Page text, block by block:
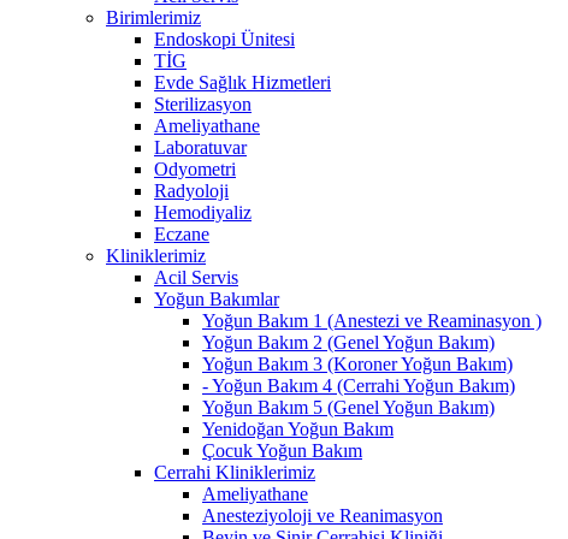
Birimlerimiz
Endoskopi Ünitesi
TİG
Evde Sağlık Hizmetleri
Sterilizasyon
Ameliyathane
Laboratuvar
Odyometri
Radyoloji
Hemodiyaliz
Eczane
Kliniklerimiz
Acil Servis
Yoğun Bakımlar
Yoğun Bakım 1 (Anestezi ve Reaminasyon )
Yoğun Bakım 2 (Genel Yoğun Bakım)
Yoğun Bakım 3 (Koroner Yoğun Bakım)
- Yoğun Bakım 4 (Cerrahi Yoğun Bakım)
Yoğun Bakım 5 (Genel Yoğun Bakım)
Yenidoğan Yoğun Bakım
Çocuk Yoğun Bakım
Cerrahi Kliniklerimiz
Ameliyathane
Anesteziyoloji ve Reanimasyon